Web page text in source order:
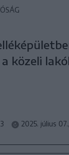
közeli
2025. július